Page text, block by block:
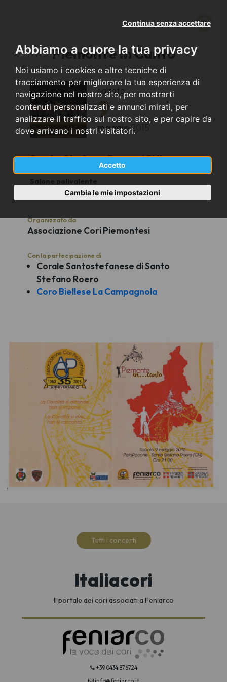
Abbiamo a cuore la tua privacy
Noi usiamo i cookies e altre tecniche di
tracciamento per migliorare la tua esperienza di
navigazione nel nostro sito, per mostrarti
contenuti personalizzati e annunci mirati, per
analizzare il traffico sul nostro sito, e per capire da
dove arrivano i nostri visitatori.
Accetto
Continua senza accettare
Cambia le mie impostazioni
Piemonte In Canto
sabato
9
maggio2015
Santo Stefano Roero (CN)
Salone polivalente
Organizzato da
Associazione Cori Piemontesi
Con la partecipazione di
Corale Santostefanese di Santo
Stefano Roero
Coro Biellese La Campagnola
Tutti i concerti
Italiacori
Il portale dei cori associati a Feniarco
+39 0434 876724